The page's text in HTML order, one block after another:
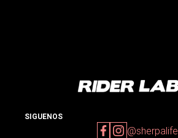
SIGUENOS
@sherpalife